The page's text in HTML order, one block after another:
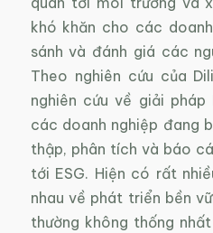
khó khăn cho các
sánh và đánh giá các
Theo nghiên cứu của
nghiên cứu về giải
các doanh nghiệp đang
thập, phân tích và báo
tới ESG. Hiện có rất
nhau về phát triển bền
thường không thống